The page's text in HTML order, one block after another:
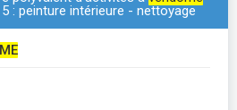
: peinture intérieure - nettoyage